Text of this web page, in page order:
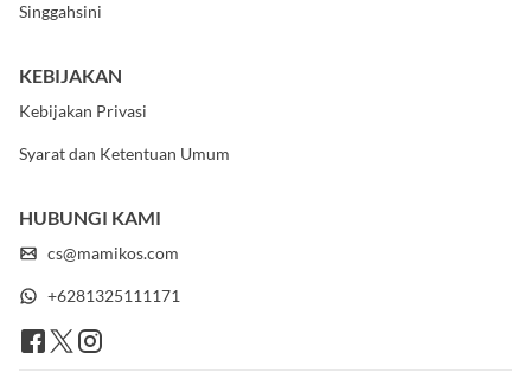
Singgahsini
KEBIJAKAN
Kebijakan Privasi
Syarat dan Ketentuan Umum
HUBUNGI KAMI
cs@mamikos.com
+6281325111171